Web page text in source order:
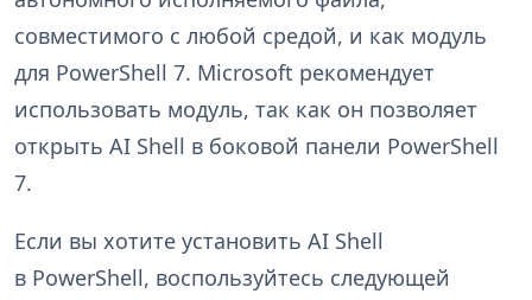
совместимого с любой средой, и как модуль
для PowerShell 7. Microsoft рекомендует
использовать модуль, так как он позволяет
открыть AI Shell в боковой панели PowerShell
7.
Если вы хотите установить AI Shell
в PowerShell, воспользуйтесь следующей